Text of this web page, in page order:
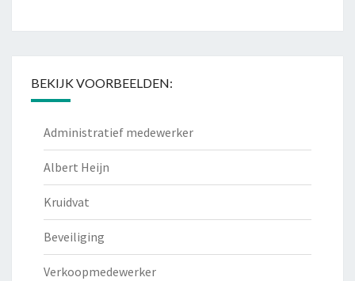
BEKIJK VOORBEELDEN:
Administratief medewerker
Albert Heijn
Kruidvat
Beveiliging
Verkoopmedewerker